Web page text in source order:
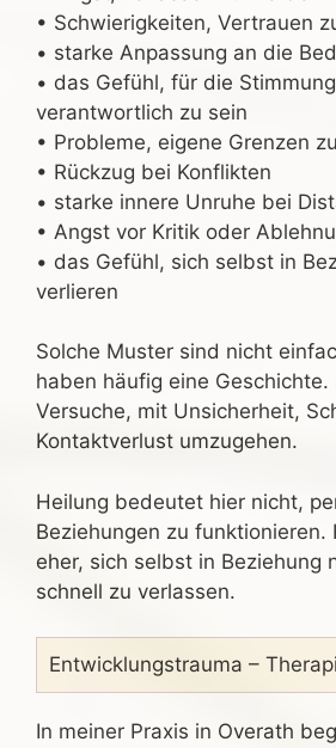
• Schwierigkeiten, Vertrauen
• starke Anpassung an die
• das Gefühl, für die
verantwortlich zu sein
• Probleme, eigene Grenzen
• Rückzug bei Konflikten
• starke innere Unruhe bei
• Angst vor Kritik oder
• das Gefühl, sich selbst in
verlieren
Solche Muster sind nicht
haben häufig eine Geschichte.
Versuche, mit Unsicherheit,
Kontaktverlust umzugehen.
Heilung bedeutet hier nicht,
Beziehungen zu
eher, sich selbst in Beziehung
schnell zu verlassen.
Entwicklungstrauma –
In meiner Praxis in Overath